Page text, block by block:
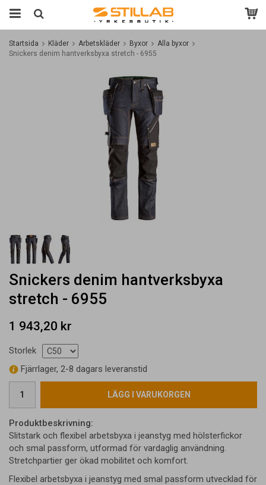
Startsida Kläder Arbetskläder Byxor
Alla byxor
Snickers denim hantverksbyxa stretch - 6955
Snickers denim hantverksbyxa
stretch - 6955
1 943,20 kr
Storlek
Fjärrlager, 2-8 dagars leveranstid
LÄGG I VARUKORGEN
Produktbeskrivning:
Slitstark och flexibel arbetsbyxa i jeanstyg med hölsterfickor
och smal passform, utformad för vardaglig användning.
Stretchpartier ger ökad mobilitet och komfort.
Flexibel arbetsbyxa i jeanstyg med smal passform utvecklad för